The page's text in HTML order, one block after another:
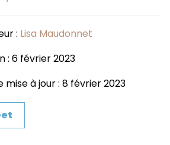
: Lisa Maudonnet
: 6 février 2023
à jour : 8 février 2023